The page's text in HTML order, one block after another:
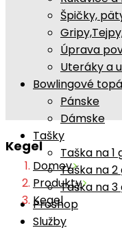
Špičky,
Úprava
Uteráky a
Bowlingové
Pánske
Dámske
Tašky
Taška na 1
Taška na 2
Taška na 3
Proshop
Služby
Kegel
Domov>
Produkty>
Kegel